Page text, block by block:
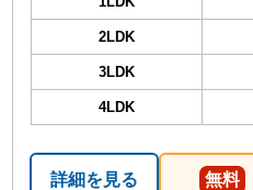
2LDK
3LDK
4LDK
詳細を見る 無料